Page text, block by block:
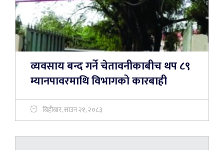
व्यवसाय बन्द गर्ने चेतावनीकाबीच थप ८९
म्यानपावरमाथि विभागको कारबाही
बिहीबार, साउन २१, २०८३